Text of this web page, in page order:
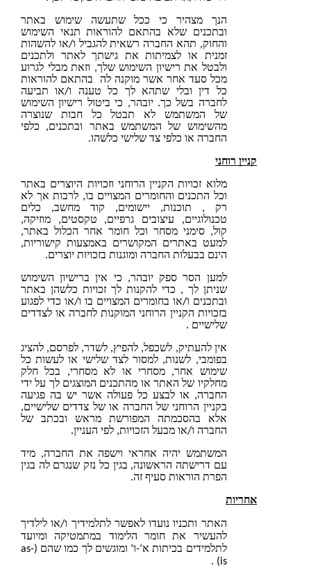
הנך מצהיר כי ככל שתעשה שימוש באתר
ובתכנים שלא בהתאם להוראות תנאי השימוש
והחוק, תהא החברה רשאית להגביל ו/או להשהות
זמנית או לצמיתות את גישתך לאתר ולתכנים
ולבטל את רישיון השימוש שלך, וזאת מבלי לגרוע
מכל סעד אחר אשר מוקנה לה בהתאם להוראות
כל דין ובלי שתהא לך כל טענה ו/או תביעה
לחברה בשל כך. יובהר, כי ביטול רישיון השימוש
של המשתמש לא תבטל כל חבות שנוצרה
מהשימוש של המשתמש באתר ובתכנים, כלפי
החברה או כלפי צד שלישי כלשהו.
מלוא זכויות הקניין הרוחני וזכויות היוצרים באתר
וכל התכנים והחומרים המצויים בו, לרבות אך לא
רק , תוכנות, יישומים, קוד מחשב, כלים
טכנולוגיים, עיצובים גרפיים, טקסטים, מוזיקה,
קול, סימני מסחר וכל חומר אחר הכלול באתר,
למעט באתרים המקושרים באמצעות קישוריות,
הינם בבעלות החברה ומוגנות בזכויות יוצרים.
למען הסר ספק יובהר, כי אין ברישיון השימוש
שניתן לך , כדי להקנות לך זכויות כלשהן באתר
ובתכנים ו/או בחומרים המצויים בו ו/או כדי לפגוע
בזכויות הקניין הרוחני המוקנות לחברה או לצדדים
אין להעתיק, לשכפל, להפיץ, לשדר, לפרסם, להציג
בפומבי, לשנות, למסור לצד שלישי או לעשות כל
שימוש אחר, מסחרי או לא מסחרי, בכל חלק
מחלקיו של האתר או מהתכנים המוצגים לך על ידי
החברה, או לבצע כל פעולה אשר יש בה פגיעה
בקניין הרוחני של החברה או של צדדים שלישיים,
אלא בהסכמתה המפורשת מראש ובכתב של
החברה ו/או מבעל הזכויות, לפי העניין.
המשתמש יהיה אחראי וישפה את החברה, מיד
עם דרישתה הראשונה, בגין כל נזק שנגרם לה בגין
הפרת הוראות סעיף זה.
האתר ותכניו נועדו לאפשר לתלמידיך ו/או לילדיך
להעשיר את חומר הלימוד במתמטיקה ומיועד
לתלמידים בכיתות א’-ו’ ומוגשים לך כמו שהם (as-